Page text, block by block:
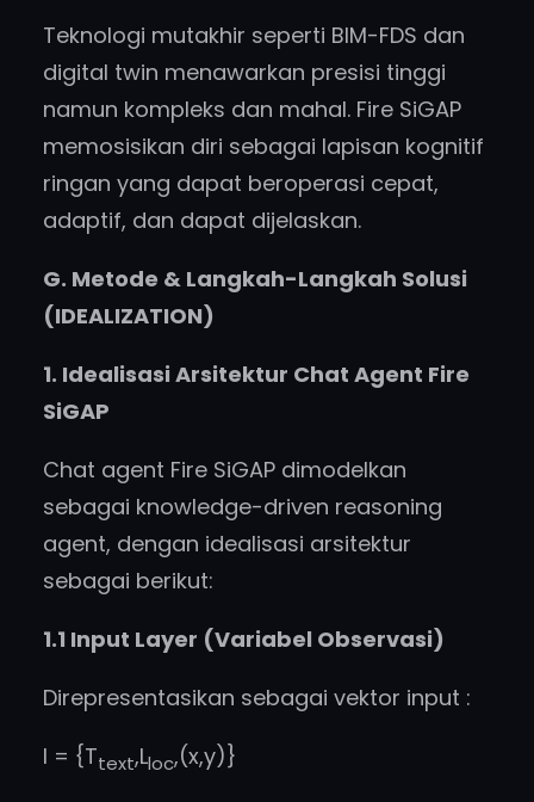
Teknologi mutakhir seperti BIM-FDS dan
digital twin menawarkan presisi tinggi
namun kompleks dan mahal. Fire SiGAP
memosisikan diri sebagai lapisan kognitif
ringan yang dapat beroperasi cepat,
adaptif, dan dapat dijelaskan.
G. Metode & Langkah-Langkah Solusi
(IDEALIZATION)
1. Idealisasi Arsitektur Chat Agent Fire
SiGAP
Chat agent Fire SiGAP dimodelkan
sebagai knowledge-driven reasoning
agent, dengan idealisasi arsitektur
sebagai berikut:
1.1 Input Layer (Variabel Observasi)
Direpresentasikan sebagai vektor input :
I = {Ttext,Lloc,(x,y)}